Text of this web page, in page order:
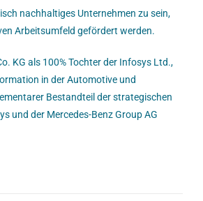
nachhaltiges Unternehmen zu sein,
Arbeitsumfeld gefördert werden.
KG als 100% Tochter der Infosys Ltd.,
in der Automotive und
Bestandteil der strategischen
und der Mercedes-Benz Group AG